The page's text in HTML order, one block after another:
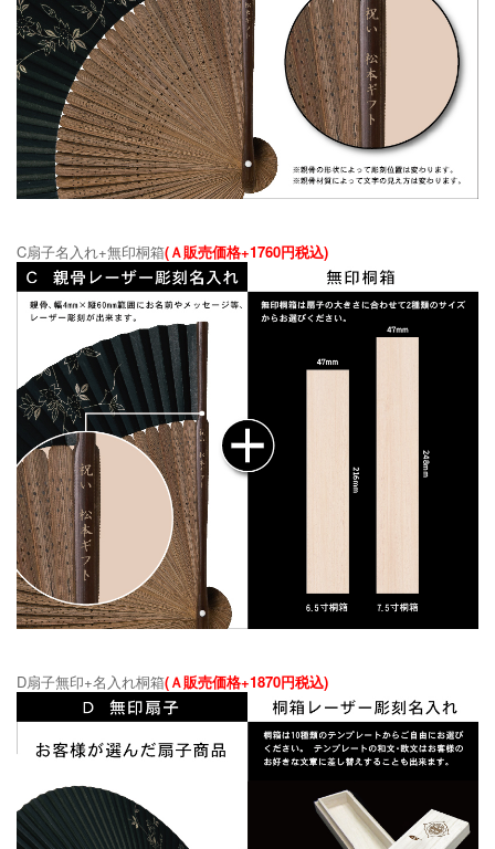
C扇子名入れ+無印桐箱(Ａ販売価格+1760円税込)
D扇子無印+名入れ桐箱(Ａ販売価格+1870円税込)